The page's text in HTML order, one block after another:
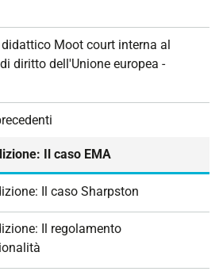
Moot court interna al
diritto dell'Unione europea -
Il caso EMA
Il caso Sharpston
Il regolamento